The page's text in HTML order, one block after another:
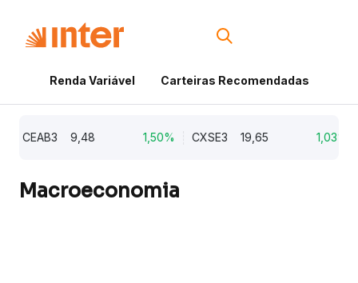
Renda Variável Carteiras Recomendadas
CEAB3 9,48 1,50% CXSE3 19,65 1,03%
Macroeconomia